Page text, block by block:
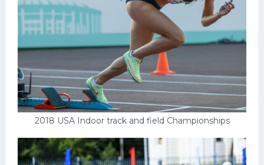
2018 USA Indoor track and field Championships